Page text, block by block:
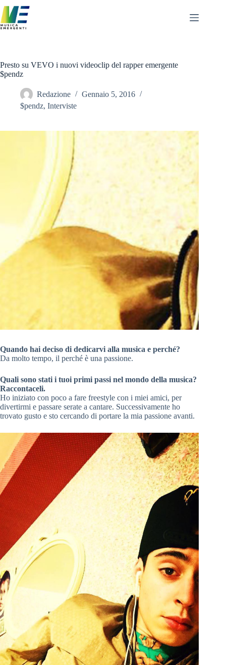
al
contenuto
Presto su VEVO i nuovi videoclip del rapper emergente
$pendz
Redazione
Gennaio 5, 2016
$pendz, Interviste
Quando hai deciso di dedicarvi alla musica e perché?
Da molto tempo, il perché è una passione.
Quali sono stati i tuoi primi passi nel mondo della musica?
Raccontaceli.
Ho iniziato con poco a fare freestyle con i miei amici, per
divertirmi e passare serate a cantare. Successivamente ho
trovato gusto e sto cercando di portare la mia passione avanti.